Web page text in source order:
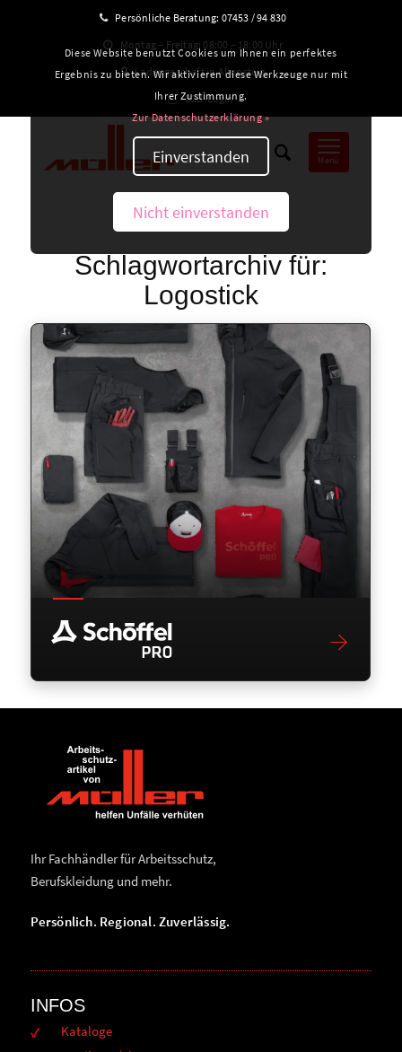
Persönliche Beratung: 07453 / 94 830
Montag – Freitag: 08:00 – 18:00 Uhr
Ladengeschäft in Altensteig
B2B-Login
Menü
Schlagwortarchiv für:
Logostick
Ihr Fachhändler für Arbeitsschutz,
Berufskleidung und mehr.
Persönlich. Regional. Zuverlässig.
INFOS
Kataloge
Diese Website benutzt Cookies um Ihnen ein perfektes
Ergebnis zu bieten. Wir aktivieren diese Werkzeuge nur mit
Ihrer Zustimmung.
Zur Datenschutzerklärung »
Einverstanden
Nicht einverstanden